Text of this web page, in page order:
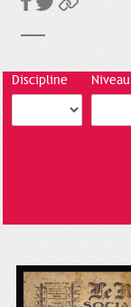
Discipline Niveau